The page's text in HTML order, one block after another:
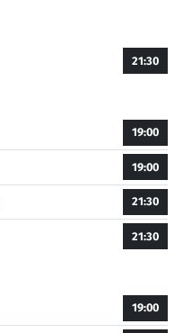
21:30
19:00
19:00
21:30
21:30
19:00